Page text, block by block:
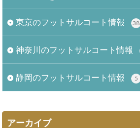
東京のフットサルコート情報 38
神奈川のフットサルコート情報
静岡のフットサルコート情報 5
アーカイブ